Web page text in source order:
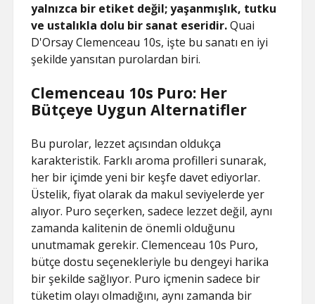
yalnızca bir etiket değil; yaşanmışlık, tutku
ve ustalıkla dolu bir sanat eseridir.Quai
D'Orsay Clemenceau 10s, işte bu sanatı en iyi
şekilde yansıtan purolardan biri.
Clemenceau 10s Puro: Her
Bütçeye Uygun Alternatifler
Bu purolar, lezzet açısından oldukça
karakteristik. Farklı aroma profilleri sunarak,
her bir içimde yeni bir keşfe davet ediyorlar.
Üstelik, fiyat olarak da makul seviyelerde yer
alıyor. Puro seçerken, sadece lezzet değil, aynı
zamanda kalitenin de önemli olduğunu
unutmamak gerekir. Clemenceau 10s Puro,
bütçe dostu seçenekleriyle bu dengeyi harika
bir şekilde sağlıyor. Puro içmenin sadece bir
tüketim olayı olmadığını, aynı zamanda bir